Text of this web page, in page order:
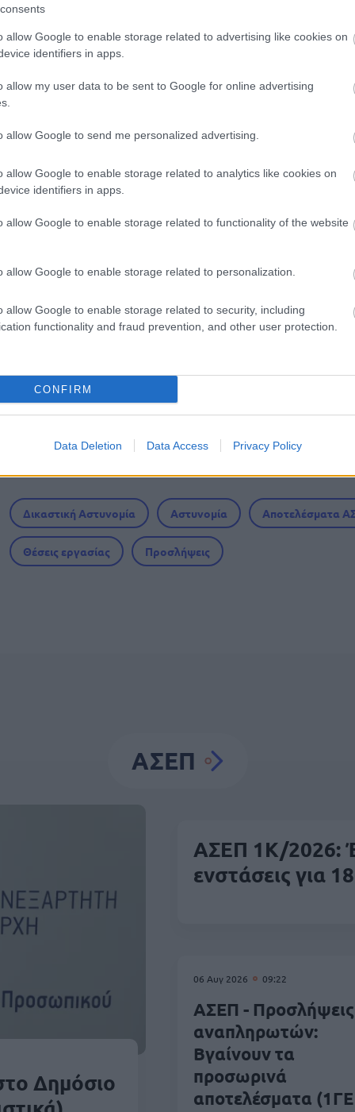
allow Google to enable storage related to advertising like cookies on
identifiers in apps.
allow my user data to be sent to Google for online advertising
allow Google to send me personalized advertising.
allow Google to enable storage related to analytics like cookies on
identifiers in apps.
allow Google to enable storage related to functionality of the website
allow Google to enable storage related to personalization.
allow Google to enable storage related to security, including
functionality and fraud prevention, and other user protection.
CONFIRM
Data Deletion Data Access Privacy Policy
Ειδήσεις
είναι οι δύο επόμενες προκηρύξεις «μαμούθ»
γραπτός διαγωνισμός - Μόνιμοι στο
προσλήψεις με μισθό έως 1.250€ - Πού θα
μισθός: Σενάριο για αύξηση στα 1.000 ευρώ
Δικαστική Αστυνομία Αστυνομία Αποτελέσματα
Θέσεις εργασίας Προσλήψεις
ΑΣΕΠ
Δημόσιο
ΑΣΕΠ 1Κ/2026:
ενστάσεις για
06 Αυγ 2026 09:22
ΑΣΕΠ - Προσλήψεις
αναπληρωτών:
Βγαίνουν τα
προσωρινά
αποτελέσματα (1ΓΕ